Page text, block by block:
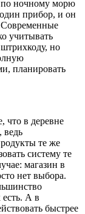
по ночному морю
прибор, и он
учитывать
штрихкоду, но
планировать
что в деревне
ведь
те же
систему те
магазин в
нет выбора.
есть. А в
быстрее